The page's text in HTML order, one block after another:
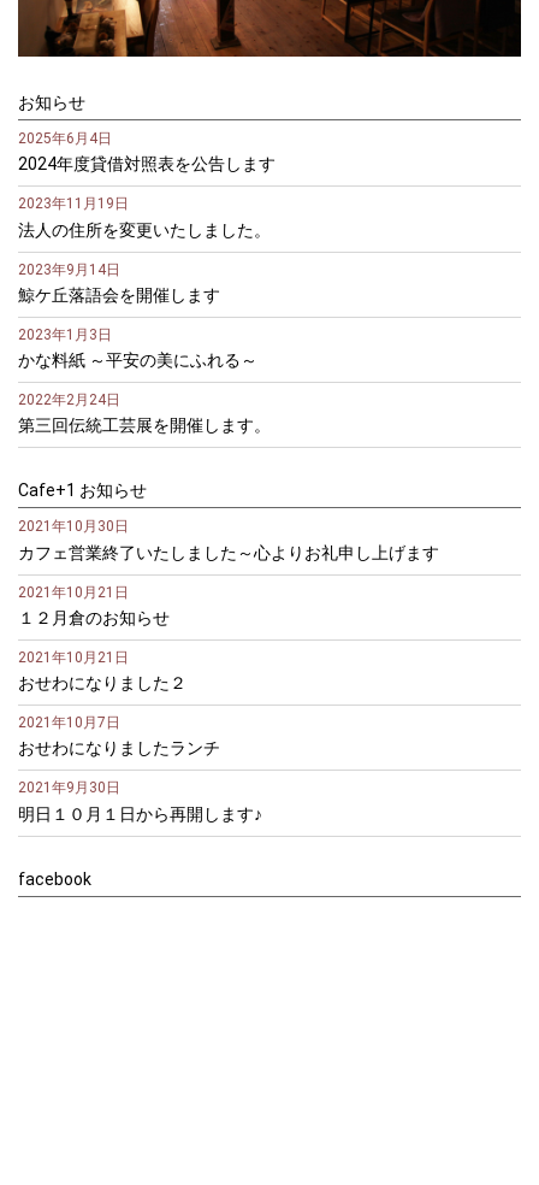
お知らせ
2025年6月4日
2024年度貸借対照表を公告します
2023年11月19日
法人の住所を変更いたしました。
2023年9月14日
鯨ケ丘落語会を開催します
2023年1月3日
かな料紙 ～平安の美にふれる～
2022年2月24日
第三回伝統工芸展を開催します。
Cafe+1 お知らせ
2021年10月30日
カフェ営業終了いたしました～心よりお礼申し上げます
2021年10月21日
１２月倉のお知らせ
2021年10月21日
おせわになりました２
2021年10月7日
おせわになりましたランチ
2021年9月30日
明日１０月１日から再開します♪
facebook